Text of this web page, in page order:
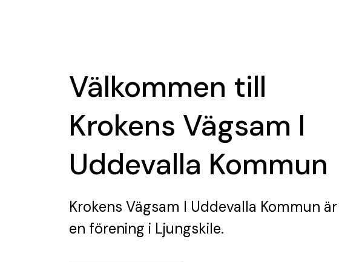
Välkommen till
Krokens Vägsam I
Uddevalla Kommun
Krokens Vägsam I Uddevalla Kommun är
en förening i Ljungskile.